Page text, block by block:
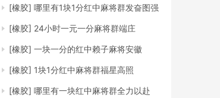
[橡胶] 哪里有1块1分红中麻将群发奋图强
[橡胶] 24小时一元一分麻将群端庄
[橡胶] 一块一分的红中赖子麻将安徽
[橡胶] 1块1分红中麻将群福星高照
[橡胶] 哪里有一块红中麻将群全力以赴